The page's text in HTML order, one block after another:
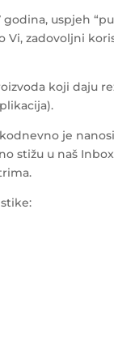
uspjeh
Vi, zadovoljni
koji daju
je
stižu u naš